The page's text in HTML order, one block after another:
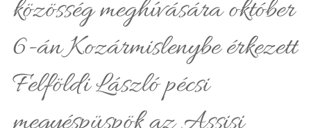
közösség meghívására október
6-án Kozármislenybe érkezett
Felföldi László pécsi